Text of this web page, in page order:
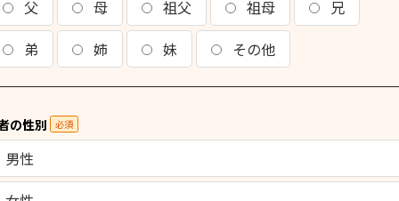
父 母 祖父 祖母
兄
弟
姉 妹 その他
の性別 必須
男性